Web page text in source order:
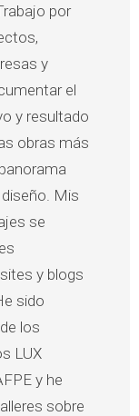
por
y
el
y resultado
obras más
Mis
se
y blogs
sido
los
LUX
y he
sobre